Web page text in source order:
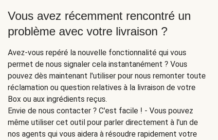
Vous avez récemment rencontré un
problème avec votre livraison ?
Avez-vous repéré la nouvelle fonctionnalité qui vous
permet de nous signaler cela instantanément ? Vous
pouvez dès maintenant l'utiliser pour nous remonter toute
réclamation ou question relatives à la livraison de votre
Box ou aux ingrédients reçus.
Envie de nous contacter ? C'est facile ! - Vous pouvez
même utiliser cet outil pour parler directement à l'un de
nos agents qui vous aidera à résoudre rapidement votre